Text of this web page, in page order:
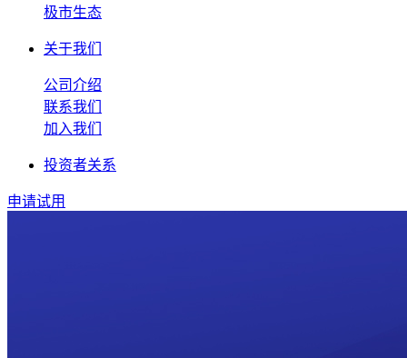
极市生态
关于我们
公司介绍
联系我们
加入我们
投资者关系
申请试用